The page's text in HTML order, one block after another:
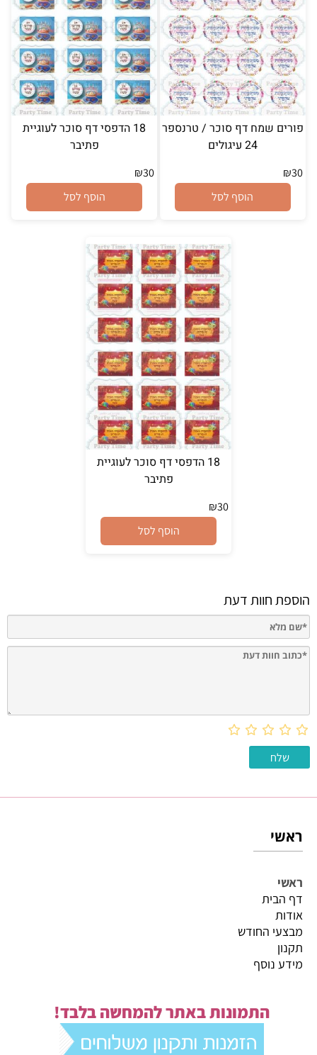
פורים שמח דף סוכר / טרנספר
24 עיגולים
₪30
הוסף לסל
18 הדפסי דף סוכר לעוגיית
פתיבר
₪30
הוסף לסל
18 הדפסי דף סוכר לעוגיית
פתיבר
₪30
הוסף לסל
הוספת חוות דעת
ראשי
ראשי
דף הבית
אודות
מבצעי החודש
תקנון
מידע נוסף
התמונות באתר להמחשה בלבד!